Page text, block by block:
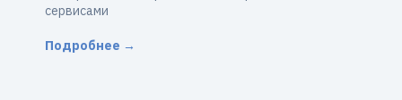
сервисами
Подробнее →